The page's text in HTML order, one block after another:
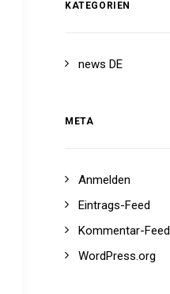
KATEGORIEN
news DE
META
Anmelden
Eintrags-Feed
Kommentar-Feed
WordPress.org